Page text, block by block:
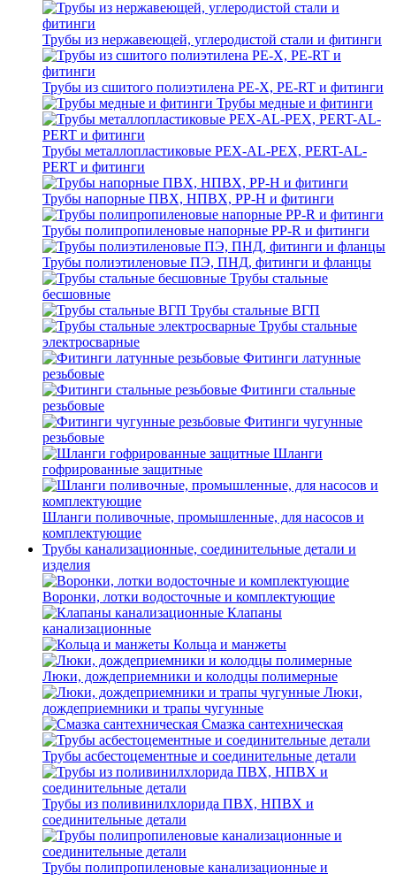
Трубы из нержавеющей, углеродистой стали и фитинги
Трубы из сшитого полиэтилена PE-X, PE-RT и фитинги
Трубы медные и фитинги
Трубы металлопластиковые PEX-AL-PEX, PERT-AL-
PERT и фитинги
Трубы напорные ПВХ, НПВХ, PP-H и фитинги
Трубы полипропиленовые напорные PP-R и фитинги
Трубы полиэтиленовые ПЭ, ПНД, фитинги и фланцы
Трубы стальные
бесшовные
Трубы стальные ВГП
Трубы стальные
электросварные
Фитинги латунные
резьбовые
Фитинги стальные
резьбовые
Фитинги чугунные
резьбовые
Шланги
гофрированные защитные
Шланги поливочные, промышленные, для насосов и
комплектующие
Трубы канализационные, соединительные детали и
изделия
Воронки, лотки водосточные и комплектующие
Клапаны
канализационные
Кольца и манжеты
Люки, дождеприемники и колодцы полимерные
Люки,
дождеприемники и трапы чугунные
Смазка сантехническая
Трубы асбестоцементные и соединительные детали
Трубы из поливинилхлорида ПВХ, НПВХ и
соединительные детали
Трубы полипропиленовые канализационные и